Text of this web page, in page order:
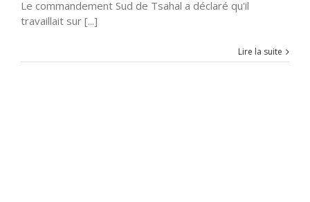
Le commandement Sud de Tsahal a déclaré qu'il
travaillait sur [...]
Lire la suite